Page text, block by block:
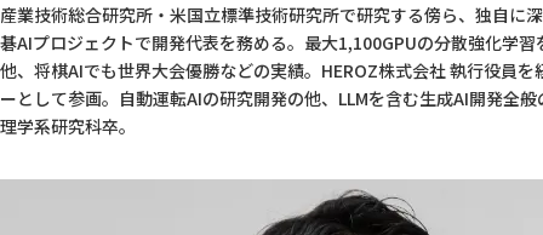
産業技術総合研究所・米国立標準技術研究所で研究する傍ら、独自に
碁AIプロジェクトで開発代表を務める。最大1,100GPUの分散強化学
他、将棋AIでも世界大会優勝などの実績。HEROZ株式会社 執行役員
ーとして参画。自動運転AIの研究開発の他、LLMを含む生成AI開発全
理学系研究科卒。